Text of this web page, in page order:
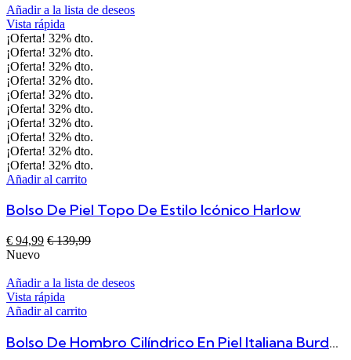
Añadir a la lista de deseos
Vista rápida
¡Oferta! 32% dto.
¡Oferta! 32% dto.
¡Oferta! 32% dto.
¡Oferta! 32% dto.
¡Oferta! 32% dto.
¡Oferta! 32% dto.
¡Oferta! 32% dto.
¡Oferta! 32% dto.
¡Oferta! 32% dto.
¡Oferta! 32% dto.
Añadir al carrito
Bolso De Piel Topo De Estilo Icónico Harlow
€ 94,99 €139,99
Nuevo
Añadir a la lista de deseos
Vista rápida
Añadir al carrito
Bolso De Hombro Cilíndrico En Piel Italiana Burdeos Salome